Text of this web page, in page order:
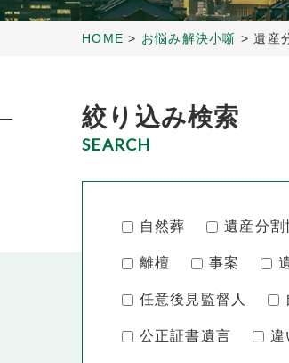
HOME > お悩み解決小噺 >遺産
絞り込み検索
SEARCH
自然葬 遺産分割
離檀 事案
任意後見監督人
公正証書遺言 違